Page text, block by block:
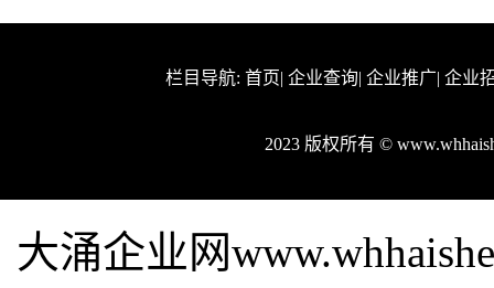
栏目导航: 首页| 企业查询| 企业推广| 企业
2023 版权所有 ©
大涌企业网